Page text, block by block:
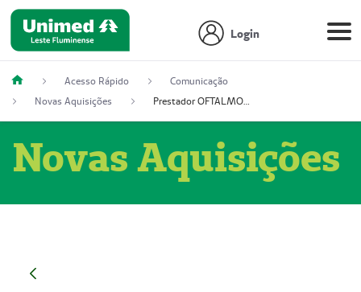
Login
Acesso Rápido
Comunicação
Novas Aquisições
Prestador OFTALMOCLÍNICA SÃO GONÇALO (55004164-2)
Novas Aquisições